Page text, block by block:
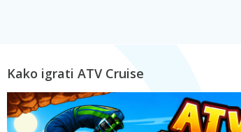
Kako igrati ATV Cruise